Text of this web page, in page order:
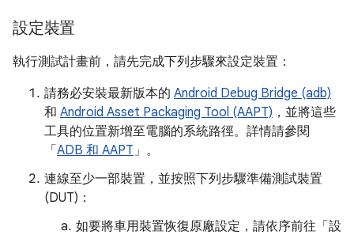
設定裝置
執行測試計畫前，請先完成下列步驟來設定裝置：
請務必安裝最新版本的 Android Debug Bridge (adb)
和 Android Asset Packaging Tool (AAPT) ，並將這些
工具的位置新增至電腦的系統路徑。詳情請參閱
「ADB 和 AAPT 」。
連線至少一部裝置，並按照下列步驟準備測試裝置
(DUT)：
如要將車用裝置恢復原廠設定，請依序前往「設